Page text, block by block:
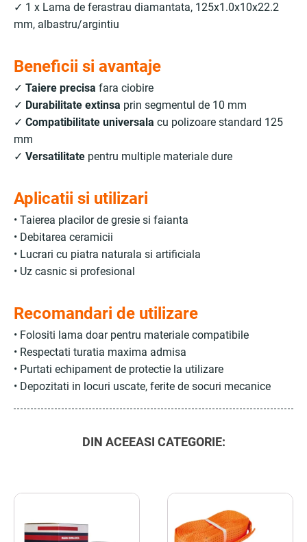
✓ 1 x Lama de ferastrau diamantata, 125x1.0x10x22.2
mm, albastru/argintiu
Beneficii si avantaje
✓ Taiere precisa fara ciobire
✓ Durabilitate extinsa prin segmentul de 10 mm
✓ Compatibilitate universala cu polizoare standard 125
mm
✓ Versatilitate pentru multiple materiale dure
Aplicatii si utilizari
• Taierea placilor de gresie si faianta
• Debitarea ceramicii
• Lucrari cu piatra naturala si artificiala
• Uz casnic si profesional
Recomandari de utilizare
• Folositi lama doar pentru materiale compatibile
• Respectati turatia maxima admisa
• Purtati echipament de protectie la utilizare
• Depozitati in locuri uscate, ferite de socuri mecanice
DIN ACEEASI CATEGORIE: